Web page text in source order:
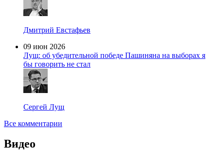
Дмитрий Евстафьев
09 июн 2026
Лущ: об убедительной победе Пашиняна на выборах я
бы говорить не стал
Сергей Лущ
Все комментарии
Видео